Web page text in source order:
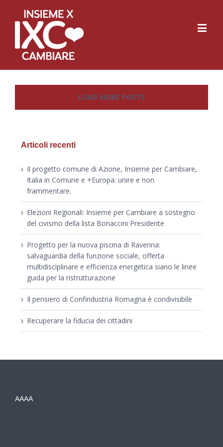
LOAD MORE POSTS
Articoli recenti
Il progetto comune di Azione, Insieme per Cambiare,
Italia in Comune e +Europa: unire e non
frammentare.
Elezioni Regionali: Insieme per Cambiare a sostegno
del civismo della lista Bonaccini Presidente
Progetto per la nuova piscina di Ravenna:
salvaguardia della funzione sociale, offerta
multidisciplinare e efficienza energetica siano le linee
guida per la ristrutturazione
Il pensiero di Confindustria Romagna è condivisibile
Recuperare la fiducia dei cittadini
AAAA